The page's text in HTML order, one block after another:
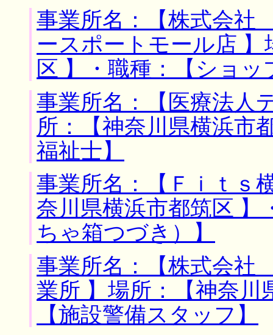
事業所名：【株式会
ースポートモール店
区 】・職種：【ショ
事業所名：【医療法人
所：【神奈川県横浜市
福祉士】
事業所名：【Ｆｉｔｓ
奈川県横浜市都筑区 】
ちゃ箱つづき）】
事業所名：【株式会
業所 】場所：【神奈川
【施設警備スタッフ】